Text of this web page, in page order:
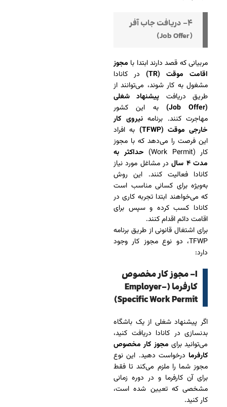
۴- دریافت جاب آفر
(Job Offer)
مربیانی که قصد دارند ابتدا با مجوز
اقامت موقت (TR)
در کانادا
مشغول به کار شوند، می‌توانند از
طریق دریافت پیشنهاد شغلی
(Job Offer)
به این کشور
مهاجرت کنند. برنامهنیروی کار
خارجی موقت (TFWP)
به افراد
این فرصت را می‌دهد که با مجوز
کار (Work Permit)
حداکثر به
مدت ۴ سال
در مشاغل مورد نیاز
کانادا فعالیت کنند. این روش
به‌ویژه برای کسانی مناسب است
که می‌خواهند ابتدا تجربه کاری در
کانادا کسب کرده و سپس برای
اقامت دائم اقدام کنند.
برای اشتغال قانونی از طریق برنامه
TFWP، دو نوع مجوز کار وجود
دارد:
I- مجوز کار مخصوص
کارفرما (Employer-
Specific Work Permit)
اگر پیشنهاد شغلی از یک باشگاه
بدنسازی در کانادا دریافت کنید،
می‌توانید برای مجوز کار مخصوص
کارفرما درخواست دهید. این نوع
مجوز شما را ملزم می‌کند تا فقط
برای آن کارفرما و در دوره زمانی
مشخصی که تعیین شده است،
کار کنید.